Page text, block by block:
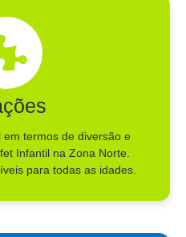
termos de diversão e
Infantil na Zona Norte.
para todas as idades.